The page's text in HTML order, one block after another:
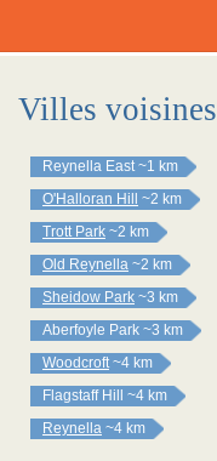
Villes voisines
Reynella East ~1 km
O'Halloran Hill
~2 km
Trott Park ~2 km
Old Reynella ~2 km
Sheidow Park ~3 km
Aberfoyle Park ~3 km
Woodcroft ~4 km
Flagstaff Hill
~4 km
Reynella ~4 km